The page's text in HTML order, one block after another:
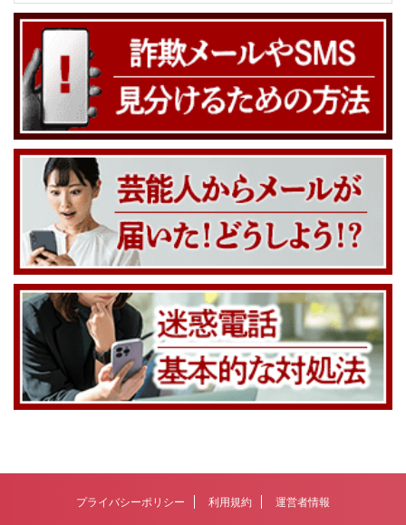
プライバシーポリシー 利用規約 運営者情報